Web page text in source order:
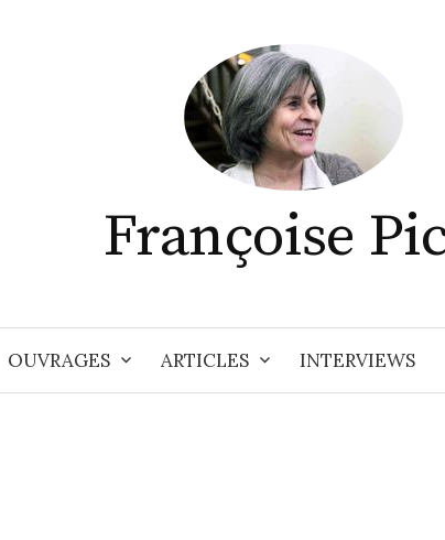
Françoise
OUVRAGES ARTICLES INTERVIEWS